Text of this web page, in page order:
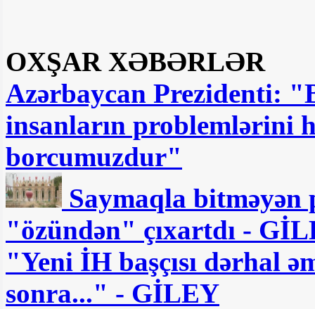
OXŞAR XƏBƏRLƏR
Azərbaycan Prezidenti:
insanların problemlərini
borcumuzdur"
Saymaqla bitməyən
"özündən" çıxartdı -
"Yeni İH başçısı dərhal
sonra..." - GİLEY